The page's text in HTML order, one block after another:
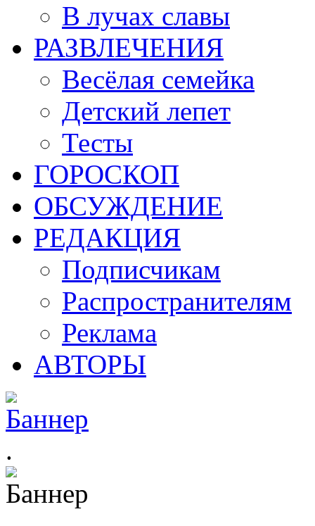
В лучах славы
РАЗВЛЕЧЕНИЯ
Весёлая семейка
Детский лепет
Тесты
ГОРОСКОП
ОБСУЖДЕНИЕ
РЕДАКЦИЯ
Подписчикам
Распространителям
Реклама
АВТОРЫ
.